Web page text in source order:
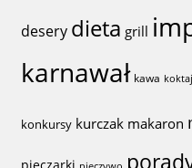
desery dieta grill
karnawał kawa
konkursy kurczak makaron